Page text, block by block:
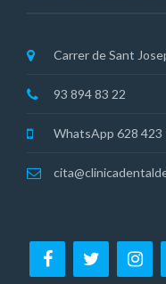
Carrer de Sant
93 894 83 22
WhatsApp 628 423